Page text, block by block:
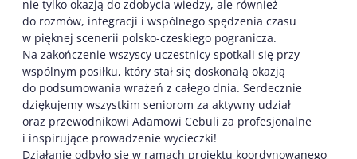
nie tylko okazją do zdobycia wiedzy, ale również
do rozmów, integracji i wspólnego spędzenia czasu
w pięknej scenerii polsko-czeskiego pogranicza.
Na zakończenie wszyscy uczestnicy spotkali się przy
wspólnym posiłku, który stał się doskonałą okazją
do podsumowania wrażeń z całego dnia. Serdecznie
dziękujemy wszystkim seniorom za aktywny udział
oraz przewodnikowi Adamowi Cebuli za profesjonalne
i inspirujące prowadzenie wycieczki!
Działanie odbyło się w ramach projektu koordynowanego